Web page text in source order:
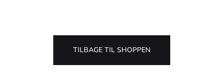
TILBAGE TIL SHOPPEN